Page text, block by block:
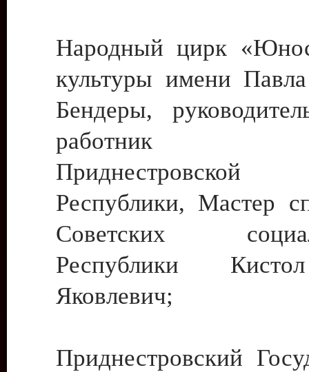
Народный цирк
культуры имени
Бендеры,
работник
Приднестровской
Республики, Мастер
Советских
Республики
Яковлевич;
Приднестровский